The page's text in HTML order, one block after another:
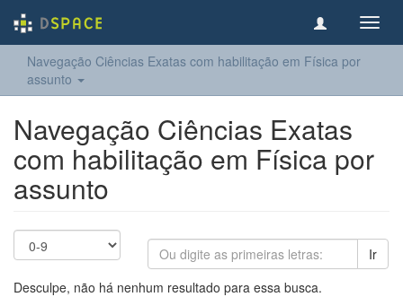
Navegação Ciências Exatas com habilitação em Física por
assunto
Navegação Ciências Exatas
com habilitação em Física por
assunto
Ir
Desculpe, não há nenhum resultado para essa busca.